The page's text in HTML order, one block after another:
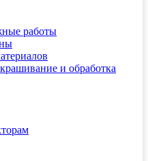
работы
и обработка